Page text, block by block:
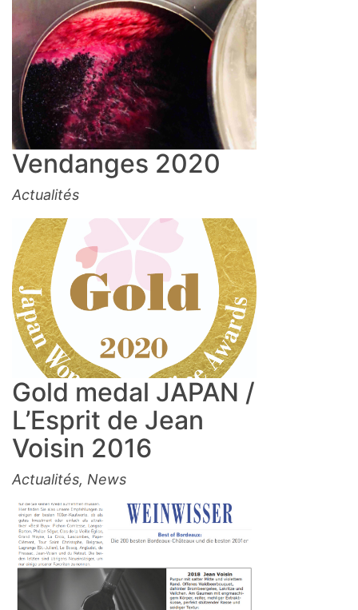
Vendanges 2020
Actualités
Gold medal JAPAN /
L’Esprit de Jean
Voisin 2016
Actualités, News